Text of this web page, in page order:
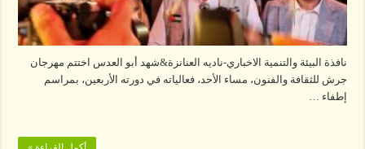
نافذة البيئة والتنمية الاخباري-ناديه العنانزة&شهد أبو العدس اختتم مهرجان
جرش للثقافة والفنون، مساء الأحد، فعالياته في دورته الأربعين، بمراسم
إطفاء …